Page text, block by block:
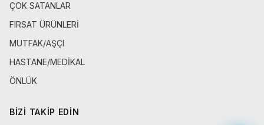
ÇOK SATANLAR
FIRSAT ÜRÜNLERİ
MUTFAK/AŞÇI
HASTANE/MEDİKAL
ÖNLÜK
BIZI TAKIP EDIN